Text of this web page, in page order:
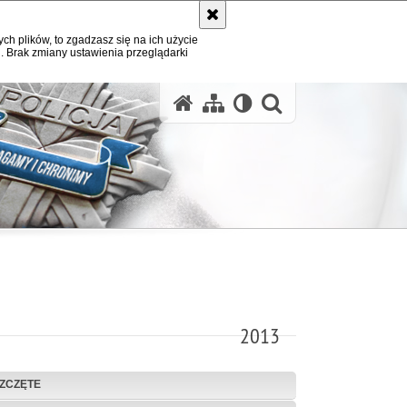
plików, to zgadzasz się na ich użycie
zmiany ustawienia przeglądarki
2013